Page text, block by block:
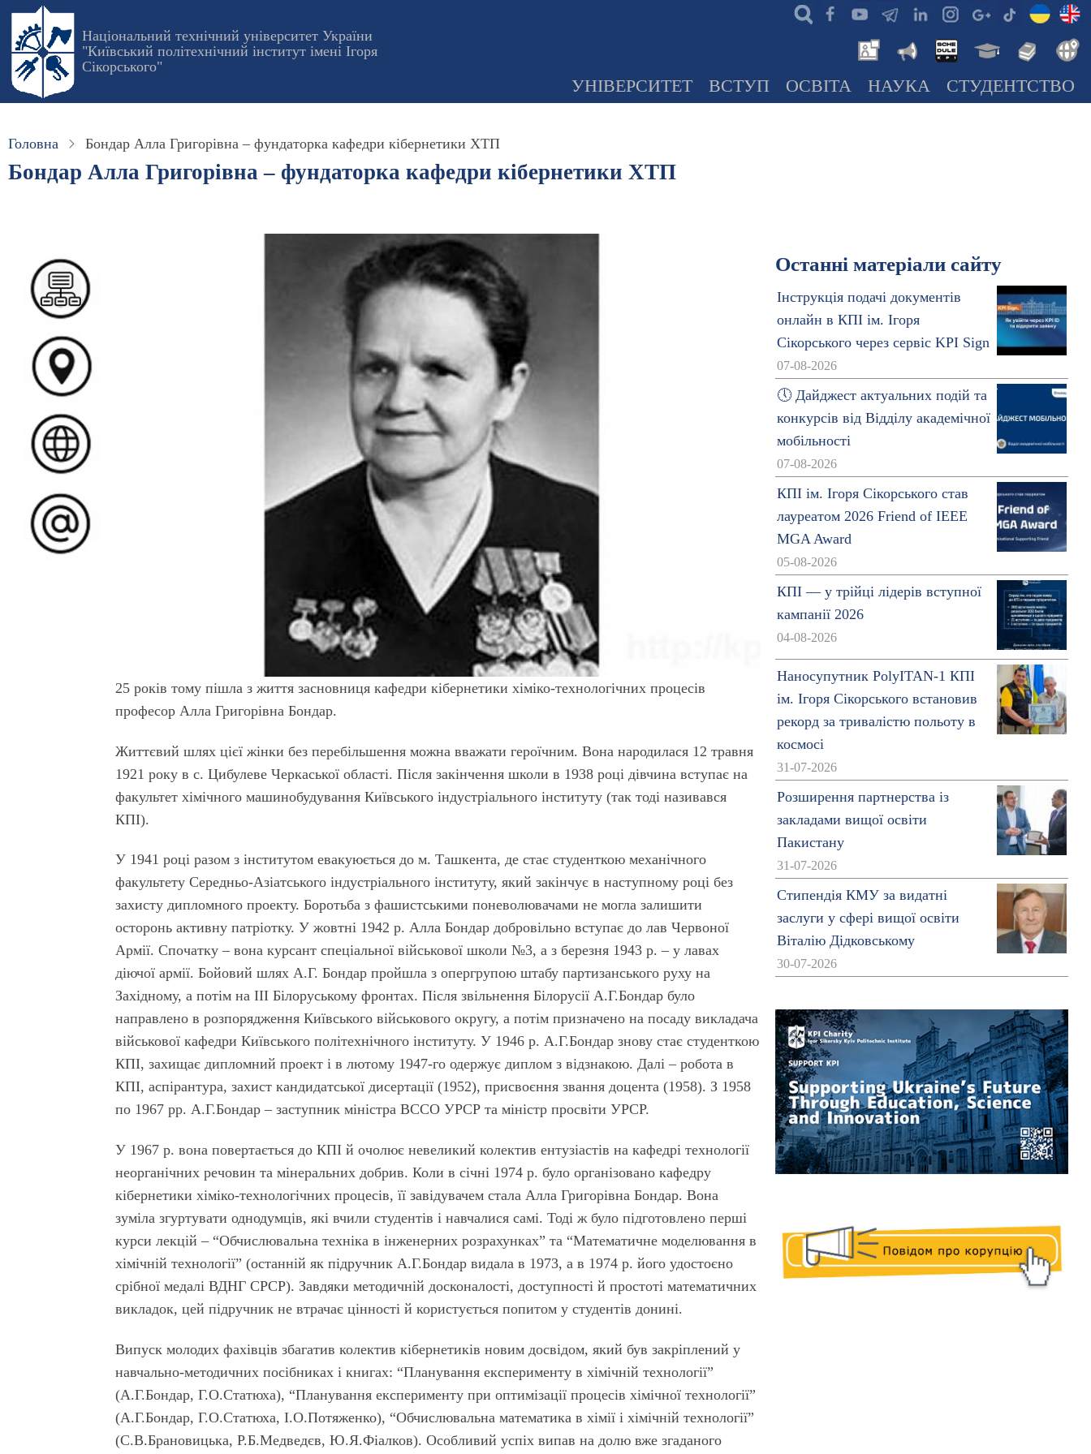
Перейти
основного
вмісту
Національний технічний університет України
"Київський політехнічний інститут імені Ігоря
Сікорського"
УНІВЕРСИТЕТ ВСТУП ОСВІТА НАУКА СТУДЕНТСТВО
Головна Бондар Алла Григорiвна – фундаторка кафедри кібернетики ХТП
Бондар Алла Григорiвна – фундаторка кафедри кібернетики ХТП
25 років тому пішла з життя засновниця кафедри кібернетики хіміко-технологічних процесів
професор Алла Григорівна Бондар.
Життєвий шлях цієї жінки без перебільшення можна вважати героїчним. Вона народилася 12 травня
1921 року в с. Цибулеве Черкаської області. Після закінчення школи в 1938 році дівчина вступає на
факультет хімічного машинобудування Київського індустріального інституту (так тоді називався
КПІ).
У 1941 році разом з інститутом евакуюється до м. Ташкента, де стає студенткою механічного
факультету Середньо-Азіатського індустріального інституту, який закінчує в наступному році без
захисту дипломного проекту. Боротьба з фашистськими поневолювачами не могла залишити
осторонь активну патріотку. У жовтні 1942 р. Алла Бондар добровільно вступає до лав Червоної
Армії. Спочатку – вона курсант спеціальної військової школи №3, а з березня 1943 р. – у лавах
діючої армії. Бойовий шлях А.Г. Бондар пройшла з опергрупою штабу партизанського руху на
Західному, а потім на ІІІ Білоруському фронтах. Після звільнення Білорусії А.Г.Бондар було
направлено в розпорядження Київського військового округу, а потім призначено на посаду викладача
військової кафедри Київського політехнічного інституту. У 1946 р. А.Г.Бондар знову стає студенткою
КПІ, захищає дипломний проект і в лютому 1947-го одержує диплом з відзнакою. Далі – робота в
КПІ, аспірантура, захист кандидатської дисертації (1952), присвоєння звання доцента (1958). З 1958
по 1967 рр. А.Г.Бондар – заступник міністра ВССО УРСР та міністр просвіти УРСР.
У 1967 р. вона повертається до КПІ й очолює невеликий колектив ентузіастів на кафедрі технології
неорганічних речовин та мінеральних добрив. Коли в січні 1974 р. було організовано кафедру
кібернетики хіміко-технологічних процесів, її завідувачем стала Алла Григорівна Бондар. Вона
зуміла згуртувати однодумців, якi вчили студентів i навчалися самі. Тоді ж було підготовлено перші
курси лекцій – “Обчислювальна техніка в інженерних розрахунках” та “Математичне моделювання в
хімічній технології” (останній як підручник А.Г.Бондар видала в 1973, а в 1974 р. його удостоєно
срібної медалі ВДНГ СРСР). Завдяки методичній досконалості, доступності й простоті математичних
викладок, цей підручник не втрачає цінності й користується попитом у студентів донині.
Випуск молодих фахівців збагатив колектив кібернетиків новим досвідом, який був закріплений у
навчально-методичних посібниках i книгах: “Планування експерименту в хімічній технології”
(А.Г.Бондар, Г.О.Статюха), “Планування експерименту при оптимізації процесів хімічної технології”
(А.Г.Бондар, Г.О.Статюха, I.О.Потяженко), “Обчислювальна математика в хімії i хімічній технології”
(С.В.Брановицька, Р.Б.Медведєв, Ю.Я.Фiалков). Особливий успіх випав на долю вже згаданого
Останні матеріали сайту
Інструкція подачі документів
онлайн в КПІ ім. Ігоря
Сікорського через сервіс KPI Sign
07-08-2026
🕔 Дайджест актуальних подій та
конкурсів від Відділу академічної
мобільності
07-08-2026
КПІ ім. Ігоря Сікорського став
лауреатом 2026 Friend of IEEE
MGA Award
05-08-2026
КПІ — у трійці лідерів вступної
кампанії 2026
04-08-2026
Наносупутник PolyITAN-1 КПІ
ім. Ігоря Сікорського встановив
рекорд за тривалістю польоту в
космосі
31-07-2026
Розширення партнерства із
закладами вищої освіти
Пакистану
31-07-2026
Стипендія КМУ за видатні
заслуги у сфері вищої освіти
Віталію Дідковському
30-07-2026